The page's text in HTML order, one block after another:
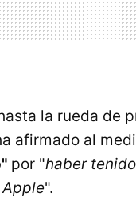
la rueda de
afirmado al
por "haber
".